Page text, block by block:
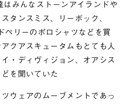
みんなストーンアイランドや
タンスミス、リーボック、
ペリーのポロシャツなどを買
クアスキュータムもとても人
・ディヴィジョン、オアシス
を聞いていた
ウェアのムーブメントであっ